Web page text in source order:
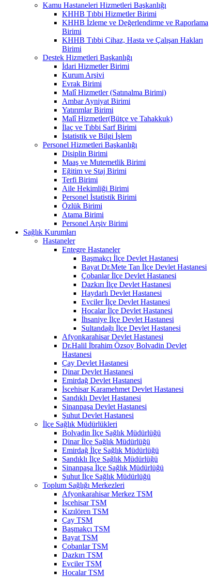
Kamu Hastaneleri Hizmetleri Başkanlığı
KHHB Tıbbi Hizmetler Birimi
KHHB İzleme ve Değerlendirme ve Raporlama
Birimi
KHHB Tıbbi Cihaz, Hasta ve Çalışan Hakları
Birimi
Destek Hizmetleri Başkanlığı
İdari Hizmetler Birimi
Kurum Arşivi
Evrak Birimi
Malî Hizmetler (Satınalma Birimi)
Ambar Ayniyat Birimi
Yatırımlar Birimi
Malî Hizmetler(Bütçe ve Tahakkuk)
İlaç ve Tıbbi Sarf Birimi
İstatistik ve Bilgi İşlem
Personel Hizmetleri Başkanlığı
Disiplin Birimi
Maaş ve Mutemetlik Birimi
Eğitim ve Staj Birimi
Terfi Birimi
Aile Hekimliği Birimi
Personel İstatistik Birimi
Özlük Birimi
Atama Birimi
Personel Arşiv Birimi
Sağlık Kurumları
Hastaneler
Entegre Hastaneler
Başmakçı İlçe Devlet Hastanesi
Bayat Dr.Mete Tan İlçe Devlet Hastanesi
Çobanlar İlçe Devlet Hastanesi
Dazkırı İlçe Devlet Hastanesi
Haydarlı Devlet Hastanesi
Evciler İlçe Devlet Hastanesi
Hocalar İlçe Devlet Hastanesi
İhsaniye İlçe Devlet Hastanesi
Sultandağı İlçe Devlet Hastanesi
Afyonkarahisar Devlet Hastanesi
Dr.Halil İbrahim Özsoy Bolvadin Devlet
Hastanesi
Çay Devlet Hastanesi
Dinar Devlet Hastanesi
Emirdağ Devlet Hastanesi
İscehisar Karamehmet Devlet Hastanesi
Sandıklı Devlet Hastanesi
Sinanpaşa Devlet Hastanesi
Şuhut Devlet Hastanesi
İlçe Sağlık Müdürlükleri
Bolvadin İlçe Sağlık Müdürlüğü
Dinar İlçe Sağlık Müdürlüğü
Emirdağ İlçe Sağlık Müdürlüğü
Sandıklı İlçe Sağlık Müdürlüğü
Sinanpaşa İlçe Sağlık Müdürlüğü
Şuhut İlçe Sağlık Müdürlüğü
Toplum Sağlığı Merkezleri
Afyonkarahisar Merkez TSM
İscehisar TSM
Kızılören TSM
Çay TSM
Başmakçı TSM
Bayat TSM
Çobanlar TSM
Dazkırı TSM
Evciler TSM
Hocalar TSM